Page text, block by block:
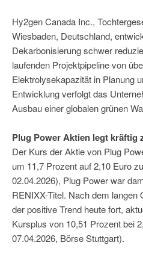
Hy2gen Canada Inc.,
Wiesbaden, Deutschland,
Dekarbonisierung schwer
laufenden Projektpipeline von
Elektrolysekapazität in Planung
Entwicklung verfolgt das
Ausbau einer globalen grünen
Plug Power Aktien legt kräftig
Der Kurs der Aktie von Plug
um 11,7 Prozent auf 2,10 Euro
02.04.2026), Plug Power war
RENIXX-Titel. Nach dem
der positive Trend heute fort,
Kursplus von 10,51 Prozent bei
07.04.2026, Börse Stuttgart).